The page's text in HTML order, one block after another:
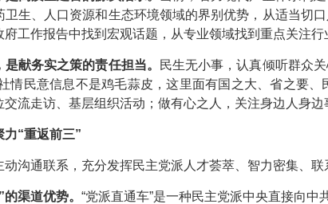
卫生、人口资源和生态环境领域的界别优势，从适当切
工作报告中找到宏观话题，从专业领域找到重点关注行
献务实之策的责任担当。
民生无小事，认真倾听群众
社情民意信息不是鸡毛蒜皮，这里面有国之大、省之
流走访、基层组织活动；做有心之人，关注身边人身边
“重返前三”
沟通联系，充分发挥民主党派人才荟萃、智力密集、
渠道优势。 “党派直通车”是一种民主党派中央直接向